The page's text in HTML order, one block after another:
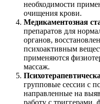
необходимости
очищения крови.
Медикаментозная
препаратов для
органов,
психоактивным
применяются
массаж.
групповые сессии с
направленные на
работу с